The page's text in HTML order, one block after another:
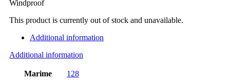
Windproof
This product is currently out of stock and unavailable.
Additional information
Additional information
Marime 128